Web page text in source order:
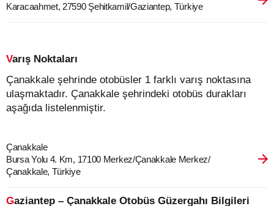
Karacaahmet, 27590 Şehitkamil/Gaziantep, Türkiye
Varış Noktaları
Çanakkale şehrinde otobüsler 1 farklı varış noktasına
ulaşmaktadır. Çanakkale şehrindeki otobüs durakları
aşağıda listelenmiştir.
Çanakkale
Bursa Yolu 4. Km, 17100 Merkez/Çanakkale Merkez/
Çanakkale, Türkiye
Gaziantep – Çanakkale Otobüs Güzergahı Bilgileri